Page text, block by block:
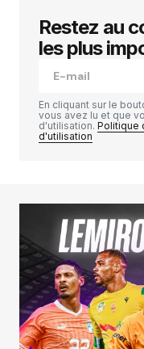
Votre adresse
champs
Your E-mail*
Enregistrer
site dans le
Restez au
les plus
En cliquant sur le
vous avez lu et que
d'utilisation. Politique
d'utilisation